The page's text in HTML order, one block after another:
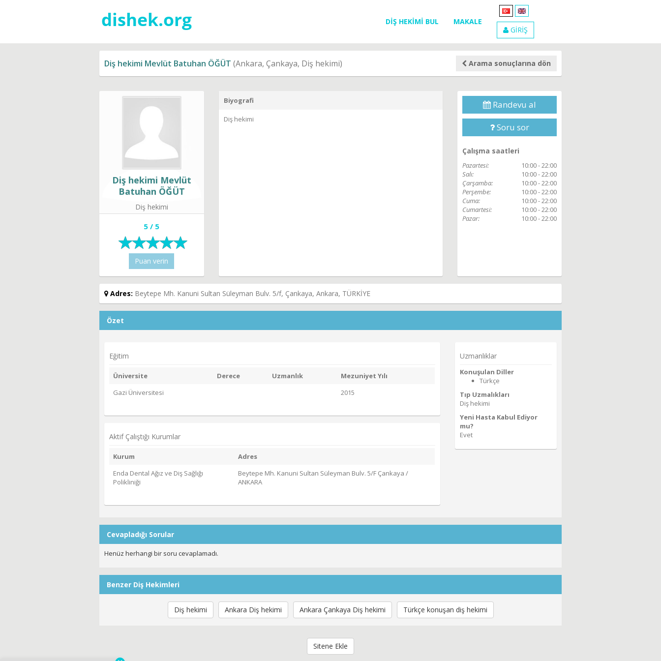
GİRİŞ
DİŞ HEKİMİ BUL MAKALE
Diş hekimi Mevlüt Batuhan ÖĞÜT (Ankara, Çankaya, Diş hekimi) Arama sonuçlarına dön
Diş hekimi Mevlüt
Batuhan ÖĞÜT
Diş hekimi
5 / 5
Puan verin
Randevu al
Soru sor
Çalışma saatleri
Pazartesi:
10:00 - 22:00
Salı:
10:00 - 22:00
Çarşamba:
10:00 - 22:00
Perşembe:
10:00 - 22:00
Cuma:
10:00 - 22:00
Cumartesi:
10:00 - 22:00
Pazar:
10:00 - 22:00
Biyografi
Diş hekimi
Adres: Beytepe Mh. Kanuni Sultan Süleyman Bulv. 5/f, Çankaya, Ankara, TÜRKİYE
Özet
Uzmanlıklar
Konuşulan Diller
Türkçe
Tıp Uzmalıkları
Diş hekimi
Yeni Hasta Kabul Ediyor
mu?
Evet
Eğitim
Üniversite Derece Uzmanlık
Mezuniyet Yılı
Gazi Üniversitesi
2015
Aktif Çalıştığı Kurumlar
Kurum
Adres
Enda Dental Ağız ve Diş Sağlığı
Polikliniği
Beytepe Mh. Kanuni Sultan Süleyman Bulv. 5/F Çankaya /
ANKARA
Cevapladığı Sorular
Henüz herhangi bir soru cevaplamadı.
Benzer Diş Hekimleri
Diş hekimi Ankara Diş hekimi Ankara Çankaya Diş hekimi Türkçe konuşan diş hekimi
Sitene Ekle